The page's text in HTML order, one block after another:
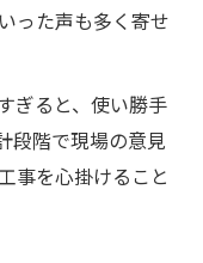
った声も多く寄せ
ぎると、使い勝手
段階で現場の意見
事を心掛けること